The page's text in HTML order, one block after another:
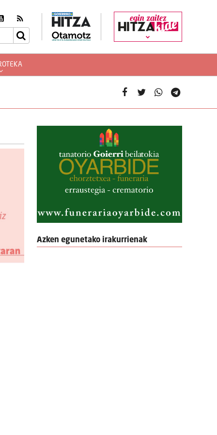
egin zaitez
Azken egunetako irakurrienak